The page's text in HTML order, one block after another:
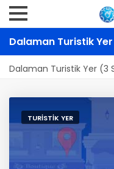
Dalaman Turistik Yer
Dalaman Turistik Yer (3
TURISTIK YER